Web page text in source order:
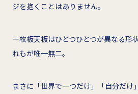
ジを抱くことはありません。
一枚板天板はひとつひとつが異なる形
れもが唯一無二。
まさに「世界で一つだけ」「自分だけ